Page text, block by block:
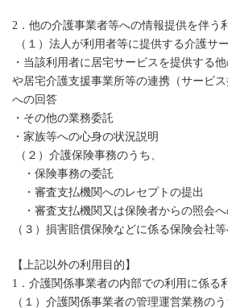
2．他の介護事業者等への情報提供を伴う
（１）法人が利用者等に提供する介護サ
・当該利用者に居宅サービスを提供する
や居宅介護支援事業所等の連携（サービ
への回答
・その他の業務委託
・家族等への心身の状況説明
（２）介護保険事務のうち、
・保険事務の委託
・審査支払機関へのレセプトの提出
・審査支払機関又は保険者からの照会
（３）損害賠償保険などに係る保険会社
【上記以外の利用目的】
1．介護関係事業者の内部での利用に係る
（１）介護関係事業者の管理運営業務のう